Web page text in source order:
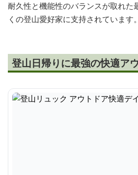
耐久性と機能性のバランスが取れた
くの登山愛好家に支持されています。
登山日帰りに最強の快適ア